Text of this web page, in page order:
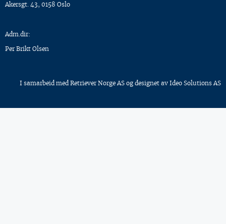
Akersgt. 43, 0158 Oslo
Adm.dir:
Per Brikt Olsen
I samarbeid med Retriever Norge AS og designet av Ideo Solutions AS